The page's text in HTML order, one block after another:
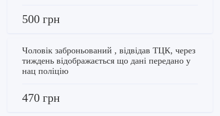
500 грн
Чоловік заброньований , відвідав ТЦК, через
тиждень відображається що дані передано у
нац поліцію
470 грн